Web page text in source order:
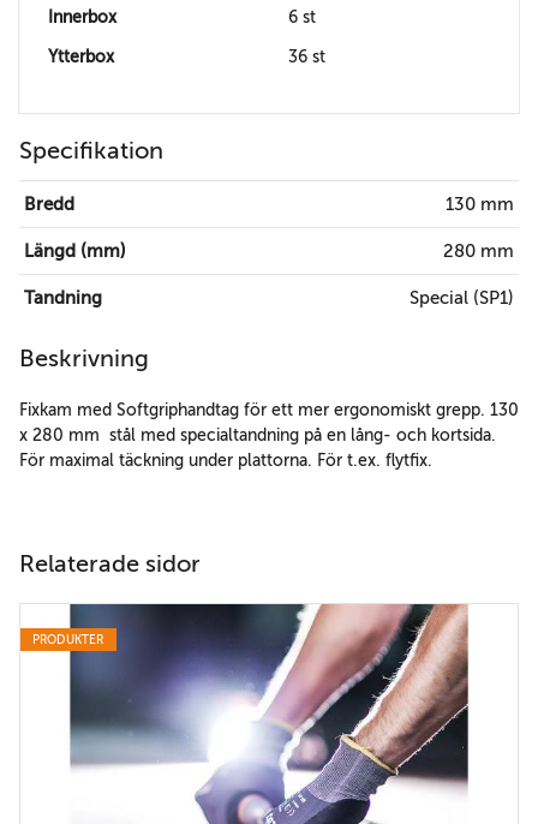
Innerbox 6 st
Ytterbox 36 st
Specifikation
Bredd 130 mm
Längd (mm) 280 mm
Tandning Special (SP1)
Beskrivning
Fixkam med Softgriphandtag för ett mer ergonomiskt grepp. 130
x 280 mm stål med specialtandning på en lång- och kortsida.
För maximal täckning under plattorna. För t.ex. flytfix.
Relaterade sidor
PRODUKTER